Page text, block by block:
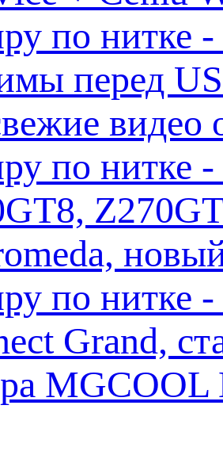
по нитке
перед
по нитке -
по нитке -
Grand,
MGCOOL